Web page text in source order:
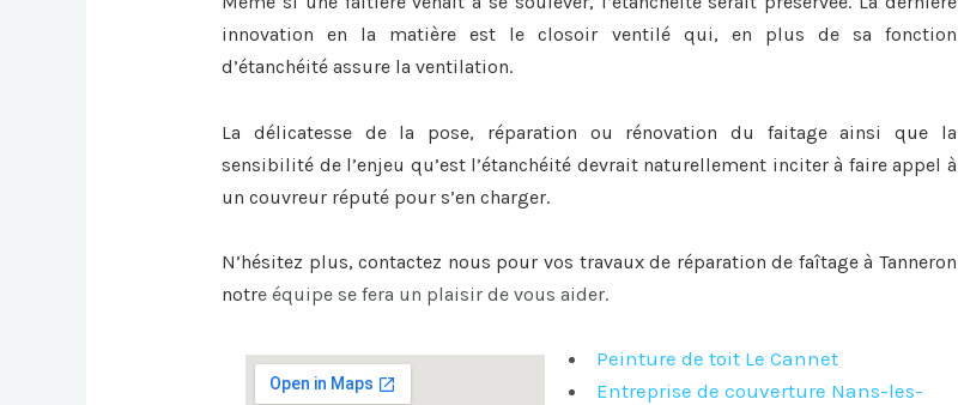
innovation en la matière est le closoir ventilé qui, en plus de sa fonction
d’étanchéité assure la ventilation.
La délicatesse de la pose, réparation ou rénovation du faitageainsi que la
sensibilité de l’enjeu qu’est l’étanchéité devrait naturellement inciter à faire appel à
un couvreur réputé pour s’en charger.
N’hésitez plus, contactez nous pour vos travaux de réparation de faîtage à Tanneron
notre équipe se fera un plaisir de vous aider.
Peinture de toit Le Cannet
Entreprise de couverture Nans-les-